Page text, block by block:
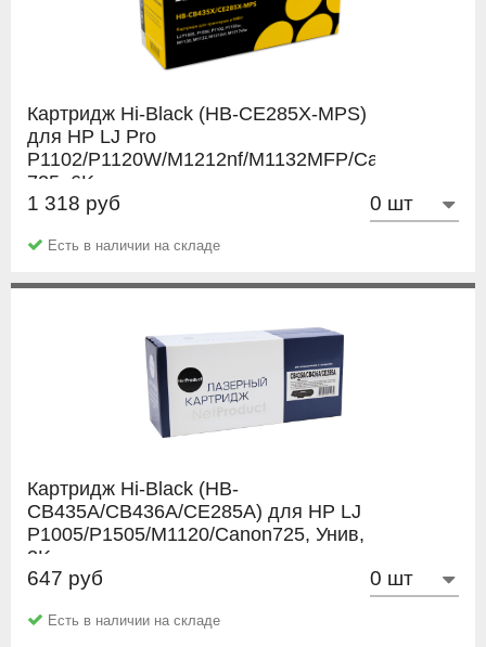
Картридж Hi-Black (HB-CE285X-MPS)
для HP LJ Pro
P1102/P1120W/M1212nf/M1132MFP/Canon
725, 6K
1 318 руб
Есть в наличии на складе
Картридж Hi-Black (HB-
CB435A/CB436A/CE285A) для HP LJ
P1005/P1505/M1120/Canon725, Унив,
2K
647 руб
Есть в наличии на складе